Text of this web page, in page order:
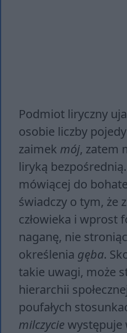
Podmiot liryczny
osobie liczby
zaimek mój, zatem
liryką
mówiącej do
świadczy o tym, że
człowieka i wprost
naganę, nie
określenia gęba.
takie uwagi, może
hierarchii
poufałych
milczycie występuje